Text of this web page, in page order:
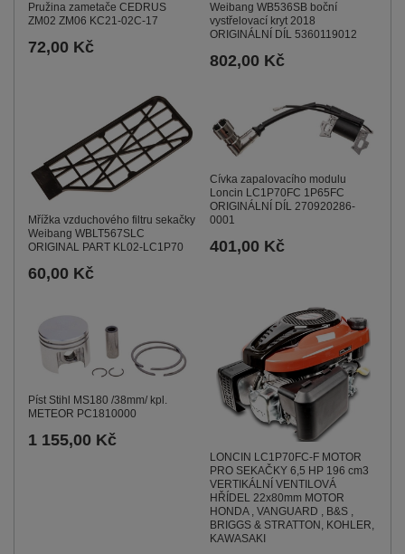
Pružina zametače CEDRUS
ZM02 ZM06 KC21-02C-17
72,00 Kč
Weibang WB536SB boční
vystřelovací kryt 2018
ORIGINÁLNÍ DÍL 5360119012
802,00 Kč
Mřížka vzduchového filtru sekačky
Weibang WBLT567SLC
ORIGINAL PART KL02-LC1P70
60,00 Kč
Cívka zapalovacího modulu
Loncin LC1P70FC 1P65FC
ORIGINÁLNÍ DÍL 270920286-
0001
401,00 Kč
Píst Stihl MS180 /38mm/ kpl.
METEOR PC1810000
1 155,00 Kč
LONCIN LC1P70FC-F MOTOR
PRO SEKAČKY 6,5 HP 196 cm3
VERTIKÁLNÍ VENTILOVÁ
HŘÍDEL 22x80mm MOTOR
HONDA , VANGUARD , B&S ,
BRIGGS & STRATTON, KOHLER,
KAWASAKI